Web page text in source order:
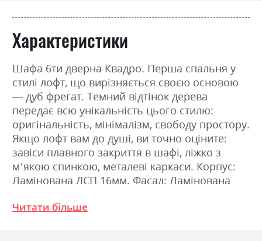
Характеристики
Шафа 6ти дверна Квадро. Перша спальня у
стилі лофт, що вирізняється своєю основою
— дуб фрегат. Темний відтінок дерева
передає всю унікальність цього стилю:
оригінальність, мінімалізм, свободу простору.
Якщо лофт вам до душі, ви точно оціните:
завіси плавного закриття в шафі, ліжко з
м’якою спинкою, металеві каркаси. Корпус:
Ламінована ДСП 16мм. Фасад: Ламінована
ручка чорного кольору; Упори ліжка, тумби,
Читати більше